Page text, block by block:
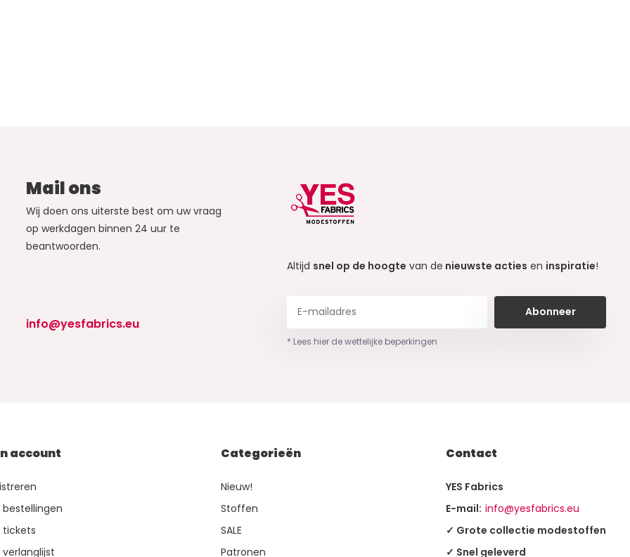
Mail ons
Wij doen ons uiterste best om uw vraag
op werkdagen binnen 24 uur te
beantwoorden.
info@yesfabrics.eu
Altijd snel op de hoogte van de nieuwste acties en inspiratie!
Abonneer
* Lees hier de wettelijke beperkingen
account
bestellingen
tickets
verlanglijst
Categorieën
Nieuw!
Stoffen
SALE
Patronen
Contact
YES Fabrics
E-mail: info@yesfabrics.eu
✓ Grote collectie modestoffen
✓ Snel geleverd